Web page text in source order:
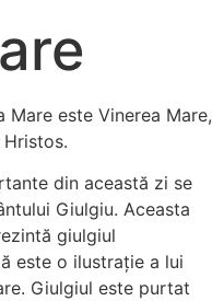
Mare este Vinerea Mare,
din această zi se
Giulgiu. Aceasta
giulgiul
este o ilustrație a lui
Giulgiul este purtat